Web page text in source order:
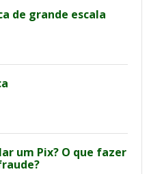
de grande escala
um Pix? O que fazer